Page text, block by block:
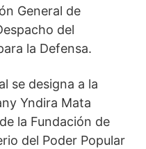
General de
del
la Defensa.
se designa a la
Yndira Mata
la Fundación de
del Poder Popular